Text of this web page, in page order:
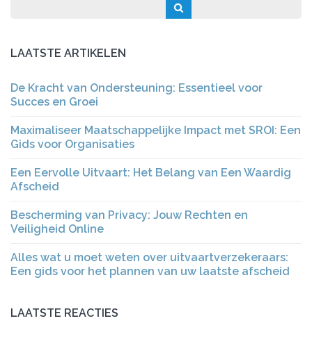
LAATSTE ARTIKELEN
De Kracht van Ondersteuning: Essentieel voor
Succes en Groei
Maximaliseer Maatschappelijke Impact met SROI: Een
Gids voor Organisaties
Een Eervolle Uitvaart: Het Belang van Een Waardig
Afscheid
Bescherming van Privacy: Jouw Rechten en
Veiligheid Online
Alles wat u moet weten over uitvaartverzekeraars:
Een gids voor het plannen van uw laatste afscheid
LAATSTE REACTIES